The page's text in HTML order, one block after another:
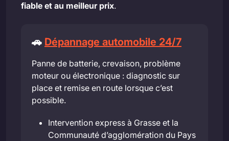
fiable et au meilleur prix.
🚗 Dépannage automobile 24/7
Panne de batterie, crevaison, problème
moteur ou électronique : diagnostic sur
place et remise en route lorsque c’est
possible.
Intervention express à Grasse et la
Communauté d’agglomération du Pays